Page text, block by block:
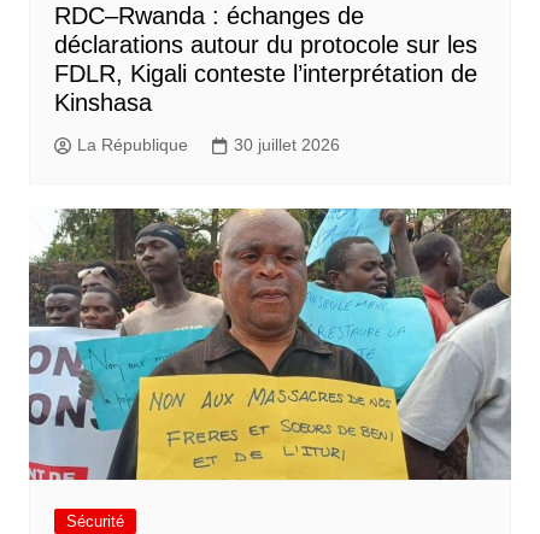
RDC–Rwanda : échanges de
déclarations autour du protocole sur les
FDLR, Kigali conteste l’interprétation de
Kinshasa
La République 30 juillet 2026
Sécurité